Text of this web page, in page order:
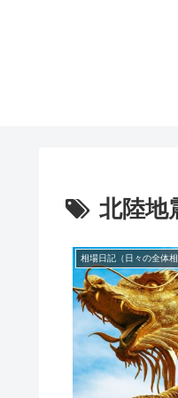
北陸地
相場日記（日々の全体